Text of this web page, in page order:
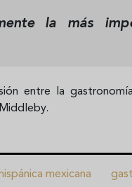
la más
entre la
mexicana